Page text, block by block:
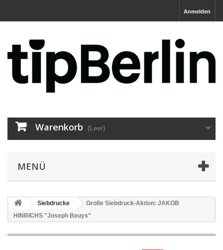
Anmelden
Warenkorb (Leer)
MENÜ
Siebdrucke
Große Siebdruck-Aktion: JAKOB
HINRICHS "Joseph Beuys"